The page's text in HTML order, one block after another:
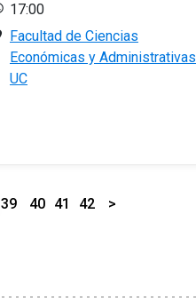
17:00
Facultad de Ciencias
Económicas y Administrativas
UC
39 40 41 42 >